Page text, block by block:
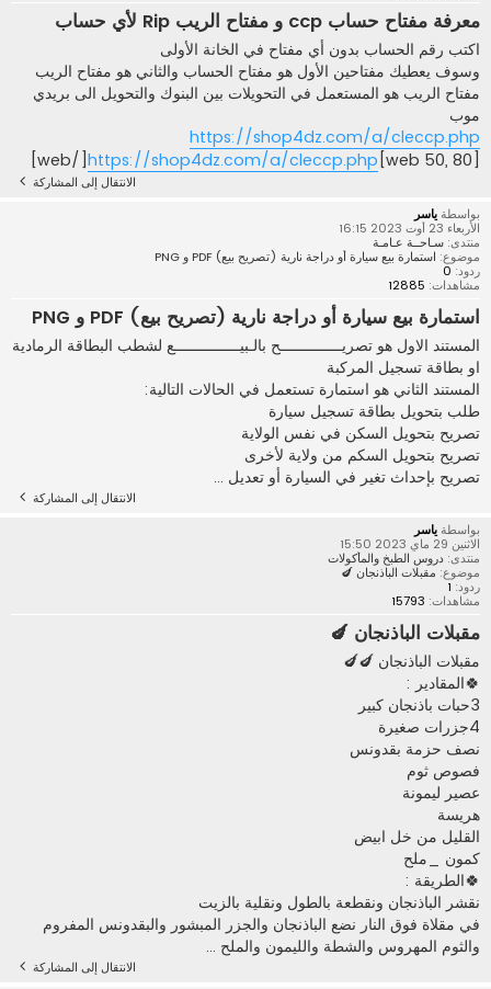
معرفة مفتاح حساب ccp و مفتاح الريب Rip لأي حساب
اكتب رقم الحساب بدون أي مفتاح في الخانة الأولى
وسوف يعطيك مفتاحين الأول هو مفتاح الحساب والثاني هو مفتاح الريب
مفتاح الريب هو المستعمل في التحويلات بين البنوك والتحويل الى بريدي
موب
https://shop4dz.com/a/cleccp.php
https://shop4dz.com/a/cleccp.php
[/web]
الانتقال إلى المشاركة
بواسطةياسر
الأربعاء 23 أوت 2023 16:15
منتدى: سـاحــة عـامـة
موضوع: استمارة بيع سيارة أو دراجة نارية (تصريح بيع) PDF و PNG
ردود: 0
مشاهدات: 12885
استمارة بيع سيارة أو دراجة نارية (تصريح بيع) PDF و PNG
المستند الاول هو تصريــــــــــــــح بالـبيـــــــــــــــع لشطب البطاقة الرمادية
او بطاقة تسجيل المركبة
المستند الثاني هو استمارة تستعمل في الحالات التالية:
طلب بتحويل بطاقة تسجيل سيارة
تصريح بتحويل السكن في نفس الولاية
تصريح بتحويل السكم من ولاية لأخرى
تصريح بإحداث تغير في السيارة أو تعديل ...
الانتقال إلى المشاركة
بواسطةياسر
الاثنين 29 ماي 2023 15:50
منتدى: دروس الطبخ والمأكولات
موضوع: مقبلات الباذنجان 🍆
ردود:
مشاهدات: 15793
مقبلات الباذنجان 🍆
مقبلات الباذنجان 🍆🍆
🍀المقادير :
3حبات باذنجان كبير
4جزرات صغيرة
نصف حزمة بقدونس
فصوص ثوم
عصير ليمونة
هريسة
القليل من خل ابيض
کمون _ملح
🍀الطريقة :
نقشر الباذنجان ونقطعة بالطول ونقلية بالزيت
في مقلاة فوق النار نضع الباذنجان والجزر المبشور والبقدونس المفروم
والثوم المهروس والشطة والليمون والملح ...
الانتقال إلى المشاركة